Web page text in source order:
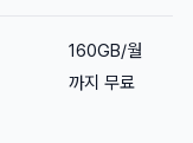
160GB/월
까지 무료